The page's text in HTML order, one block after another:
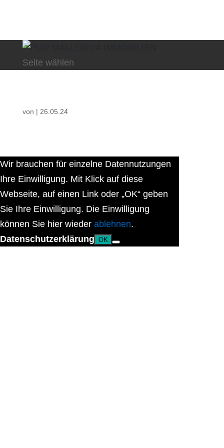
Seite wählen
von | 26.05.24
Wir brauchen für einzelne Datennutzungen
Ihre Einwilligung. Mit Klick auf diese
Webseite, auf einen Link oder „OK“ geben
Sie Ihre Einwilligung. Die Einwilligung
können Sie hier wieder ablehnen.
Datenschutzerklärung OK